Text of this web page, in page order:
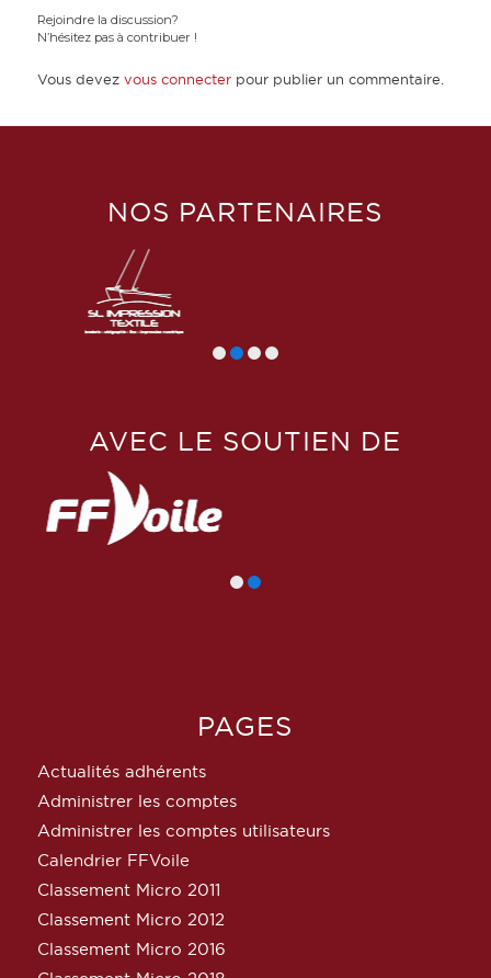
Rejoindre la discussion?
N’hésitez pas à contribuer !
Vous devez vous connecterpour publier un commentaire.
NOS PARTENAIRES
AVEC LE SOUTIEN DE
PAGES
Actualités adhérents
Administrer les comptes
Administrer les comptes utilisateurs
Calendrier FFVoile
Classement Micro 2011
Classement Micro 2012
Classement Micro 2016